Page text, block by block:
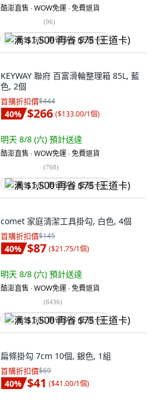
酷澎直售 ∙ WOW免運 ∙ 免費退貨
(96)
满 $1,500 再省 $75 (王道卡)
KEYWAY 聯府 百富滑輪整理箱 85L, 藍
色, 2個
首購折扣價$444
40% $266 ($133.00/1個)
明天 8/8 (六) 預計送達
酷澎直售 ∙ WOW免運 ∙ 免費退貨
(768)
满 $1,500 再省 $75 (王道卡)
comet 家庭清潔工具掛勾, 白色, 4個
首購折扣價$145
40% $87 ($21.75/1個)
明天 8/8 (六) 預計送達
酷澎直售 ∙ WOW免運 ∙ 免費退貨
(8436)
满 $1,500 再省 $75 (王道卡)
扁條掛勾 7cm 10個, 銀色, 1組
首購折扣價$69
40% $41 ($41.00/1個)